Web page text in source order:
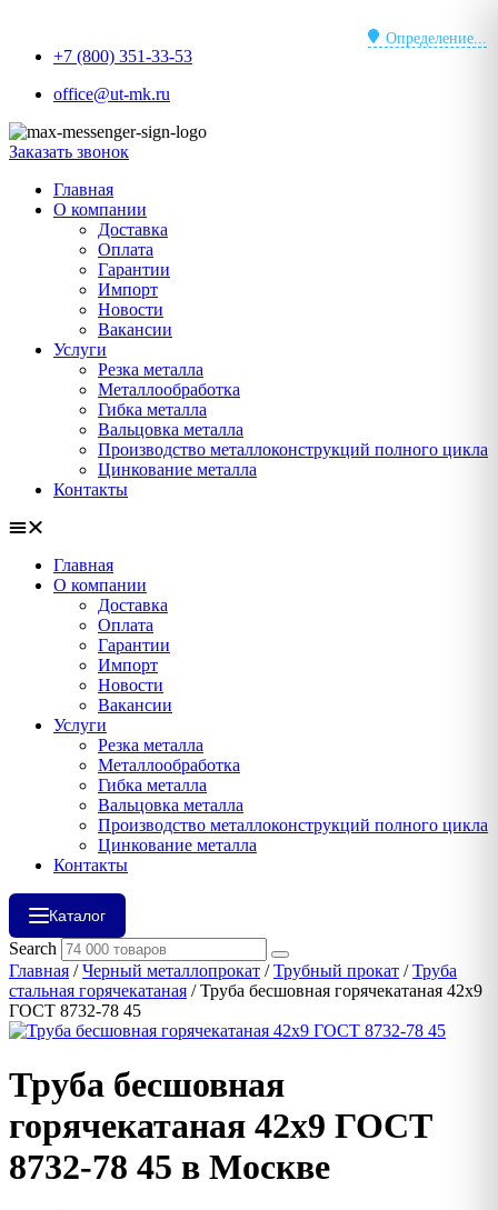
содержимому
Определение...
+7 (800) 351-33-53
office@ut-mk.ru
Заказать звонок
Главная
О компании
Доставка
Оплата
Гарантии
Импорт
Новости
Вакансии
Услуги
Резка металла
Металлообработка
Гибка металла
Вальцовка металла
Производство металлоконструкций полного цикла
Цинкование металла
Контакты
Главная
О компании
Доставка
Оплата
Гарантии
Импорт
Новости
Вакансии
Услуги
Резка металла
Металлообработка
Гибка металла
Вальцовка металла
Производство металлоконструкций полного цикла
Цинкование металла
Контакты
Каталог
Search
Главная /Черный металлопрокат /Трубный прокат /Труба
стальная горячекатаная / Труба бесшовная горячекатаная 42х9
ГОСТ 8732-78 45
Труба бесшовная
горячекатаная 42х9 ГОСТ
8732-78 45 в Москве